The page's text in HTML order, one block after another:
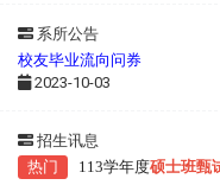
系所公告
校友毕业流向问券
2023-10-03
招生讯息
热门
113学年度硕士班甄